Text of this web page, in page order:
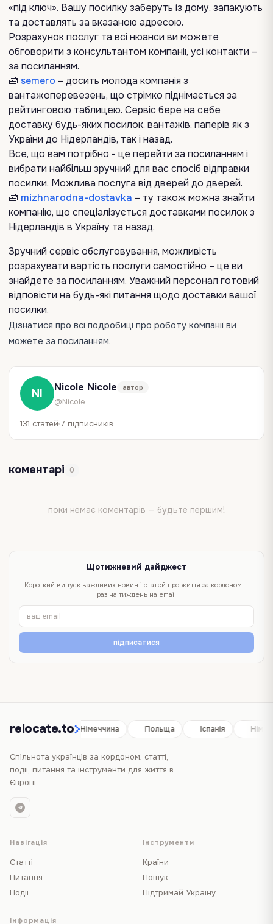
«під ключ». Вашу посилку заберуть із дому, запакують
та доставлять за вказаною адресою.
Розрахунок послуг та всі нюанси ви можете
обговорити з консультантом компанії, усі контакти –
за посиланням.
🧰 semero – досить молода компанія з
вантажоперевезень, що стрімко піднімається за
рейтинговою таблицею. Сервіс бере на себе
доставку будь-яких посилок, вантажів, паперів як з
України до Нідерландів, так і назад.
Все, що вам потрібно - це перейти за посиланням і
вибрати найбільш зручний для вас спосіб відправки
посилки. Можлива послуга від дверей до дверей.
🧰 mizhnarodna-dostavka – ту також можна знайти
компанію, що спеціалізується доставками посилок з
Нідерландів в Україну та назад.
Зручний сервіс обслуговування, можливість
розрахувати вартість послуги самостійно – це ви
знайдете за посиланням. Уважний персонал готовий
відповісти на будь-які питання щодо доставки вашої
посилки.
Дізнатися про всі подробиці про роботу компанії ви
можете за посиланням.
NI Nicole Nicole автор
@Nicole
131 статей 7 підписників
коментарі 0
поки немає коментарів — будьте першим!
Щотижневий дайджест
Короткий випуск важливих новин і статей про життя за кордоном —
раз на тиждень на email
підписатися
relocate.to
Іспанія Німеччина Польща Іспанія
Спільнота українців за кордоном: статті,
події, питання та інструменти для життя в
Європі.
Навігація
Статті
Питання
Події
Інструменти
Країни
Пошук
Підтримай Україну
Інформація